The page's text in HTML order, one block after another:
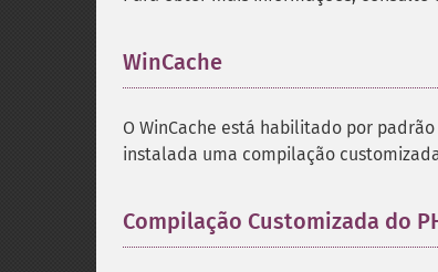
WinCache
O WinCache está habilitado por
instalada uma compilação
Compilação Customizada do